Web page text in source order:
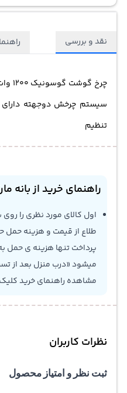
نقد و بررسی
تنظیم
راهنمای خرید از بانه
اول کالای مورد نظری را
طلاع از قیمت و هزینه حمل
پرداخت تنها هزینه ی حمل
میشود «درب منزل بعد از
مشاهده راهنمای خرید
نظرات کاربران
ثبت نظر و امتیاز محصول